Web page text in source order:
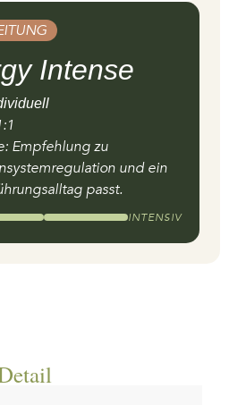
Intense
Empfehlung zu
und ein
passt.
INTENSIV